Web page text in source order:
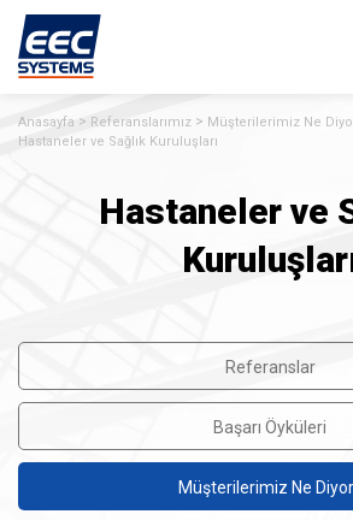
Anasayfa Referanslarımız
Müşterilerimiz Ne
Hastaneler ve Sağlık Kuruluşları
Hastaneler ve
Referanslar
Başarı Öyküleri
Müşterilerimiz Ne